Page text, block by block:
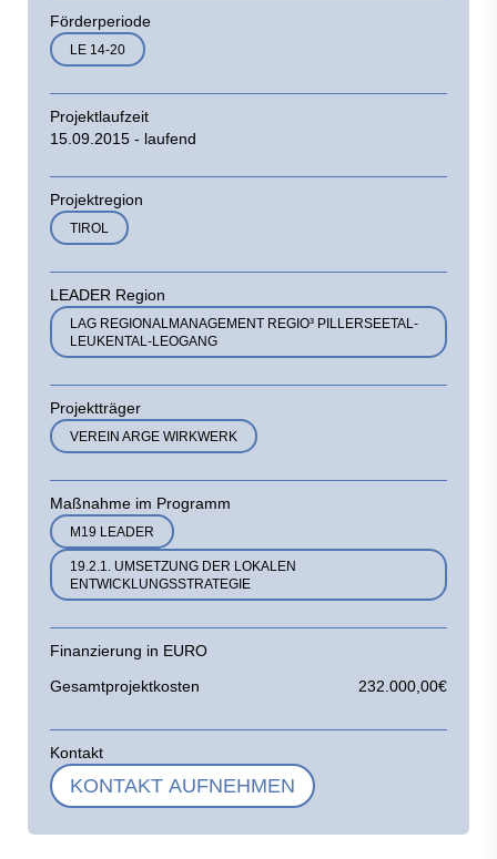
Förderperiode
LE 14-20
Projektlaufzeit
15.09.2015 - laufend
Projektregion
TIROL
LEADER Region
LAG REGIONALMANAGEMENT REGIO³ PILLERSEETAL-
LEUKENTAL-LEOGANG
Projektträger
VEREIN ARGE WIRKWERK
Maßnahme im Programm
M19 LEADER
19.2.1. UMSETZUNG DER LOKALEN
ENTWICKLUNGSSTRATEGIE
Finanzierung in EURO
Gesamtprojektkosten
232.000,00€
Kontakt
KONTAKT AUFNEHMEN